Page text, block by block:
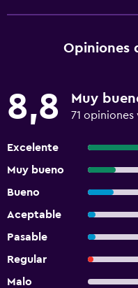
Opiniones
8,8 Muy
71 opiniones
Excelente
Muy bueno
Bueno
Aceptable
Pasable
Regular
Malo